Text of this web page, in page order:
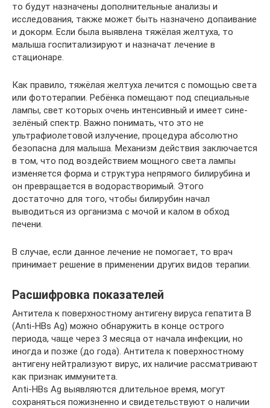
то будут назначены дополнительные анализы и
исследования, также может быть назначено допаивание
и докорм. Если была выявлена тяжёлая желтуха, то
малыша госпитализируют и назначат лечение в
стационаре.
Как правило, тяжёлая желтуха лечится с помощью света
или фототерапии. Ребёнка помещают под специальные
лампы, свет которых очень интенсивный и имеет сине-
зелёный спектр. Важно понимать, что это не
ультрафиолетовой излучение, процедура абсолютно
безопасна для малыша. Механизм действия заключается
в том, что под воздействием мощного света лампы
изменяется форма и структура непрямого билирубина и
он превращается в водорастворимый. Этого
достаточно для того, чтобы билирубин начал
выводиться из организма с мочой и калом в обход
печени.
В случае, если данное лечение не помогает, то врач
принимает решение в применении других видов терапии.
Расшифровка показателей
Антитела к поверхностному антигену вируса гепатита В
(Anti-HBs Ag) можно обнаружить в конце острого
периода, чаще через 3 месяца от начала инфекции, но
иногда и позже (до года). Антитела к поверхностному
антигену нейтрализуют вирус, их наличие рассматривают
как признак иммунитета.
Anti-HBs Ag выявляются длительное время, могут
сохраняться пожизненно и свидетельствуют о наличии